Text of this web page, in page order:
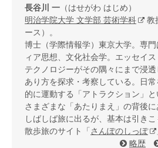
長谷川 一 （はせがわ はじめ）
明治学院大学 文学部 芸術学科
教
ース）。
博士（学際情報学）東京大学。専
ィア思想、文化社会学。エッセイス
テクノロジーがその隅々にまで浸
あり方を探求・考察している。日
的に運動する「アトラクション」と
さまざまな「あたりまえ」の背後に
しばしば旅に出るが、基本は引きこ
散歩旅のサイト「 さんぽのしっぽ
略歴